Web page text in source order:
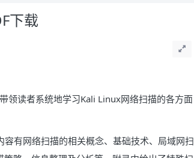
下载
领读者系统地学习Kali Linux网络扫描的各方面
有网络扫描的相关概念、基础技术、局域网扫